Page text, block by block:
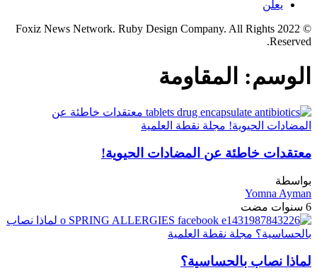
يعلن
© 2022 Foxiz News Network. Ruby Design Company. All Rights
Reserved.
الوسم: المقاومة
معتقدات خاطئة عن المضادات الحيوية!
بواسطة
Yomna Ayman
6 سنوات مضت
لماذا نصاب بالحساسية؟